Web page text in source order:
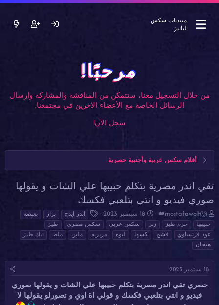
منتديات سكس
لبانيز
مرحبًا!
من خلال التسجيل معنا، ستتمكن من المناقشة والمشاركة وإرسال
الرسائل الخاصة مع الأعضاء الآخرين في مجتمعنا.
سجل الآن!
أفلام سكس عربية وأجنبية حصرية
تقي اندر مصرية بتكلم حبيبها علي الشات و يقولها
صوري فيديو و انتي بتلعبي فكسك
ب
ا
د
ئ
ا
م
ض
👑mostafawolf🐺
ت
ا
ر
ي
د
18 سبتمبر 2023
ل
و
س
اندر ايدج بزاز
بعبصه
حبيبها
خرم طيز زبر سكس عربي سكس مصري
طيز
عود فرنساوي
فشخ كسها لبوه مربربه ملبن ملط
نيك طيز
هيجان
18 سبتمبر 2023
حصري تقي اندر مصرية بتكلم حبيبها علي الشات و يقولها صوري
فيديو و انتي بتلعبي فكسك و قولي اة اوي و تصورلو يقولها لا